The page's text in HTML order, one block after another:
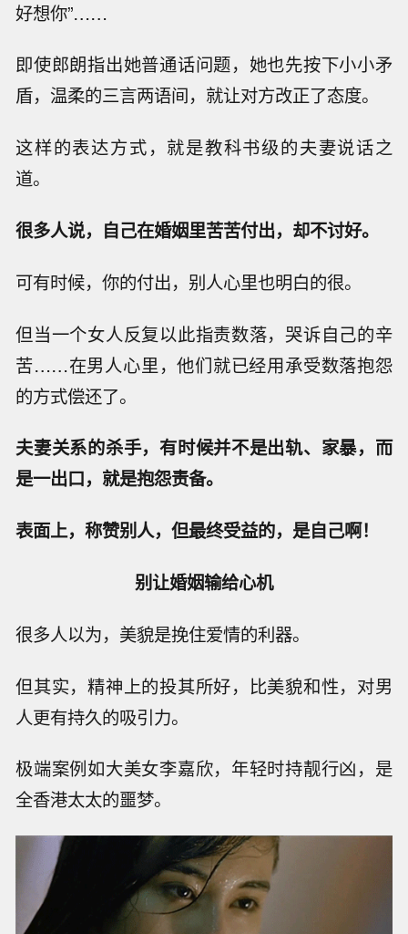
好想你”……
即使郎朗指出她普通话问题，她也先按下小小矛
盾，温柔的三言两语间，就让对方改正了态度。
这样的表达方式，就是教科书级的夫妻说话之
道。
很多人说，自己在婚姻里苦苦付出，却不讨好。
可有时候，你的付出，别人心里也明白的很。
但当一个女人反复以此指责数落，哭诉自己的辛
苦……在男人心里，他们就已经用承受数落抱怨
的方式偿还了。
夫妻关系的杀手，有时候并不是出轨、家暴，而
是一出口，就是抱怨责备。
表面上，称赞别人，但最终受益的，是自己啊！
别让婚姻输给心机
很多人以为，美貌是挽住爱情的利器。
但其实，精神上的投其所好，比美貌和性，对男
人更有持久的吸引力。
极端案例如大美女李嘉欣，年轻时持靓行凶，是
全香港太太的噩梦。